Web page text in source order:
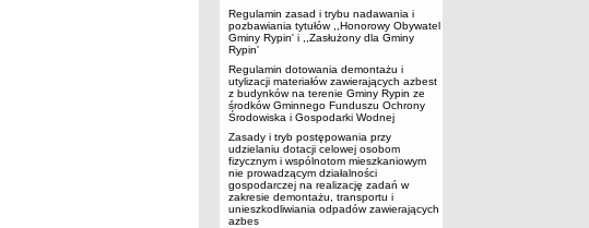
Regulamin zasad i trybu nadawania i
pozbawiania tytułów ,,Honorowy Obywatel
Gminy Rypin' i ,,Zasłużony dla Gminy
Rypin'
Regulamin dotowania demontażu i
utylizacji materiałów zawierających azbest
z budynków na terenie Gminy Rypin ze
środków Gminnego Funduszu Ochrony
Środowiska i Gospodarki Wodnej
Zasady i tryb postępowania przy
udzielaniu dotacji celowej osobom
fizycznym i wspólnotom mieszkaniowym
nie prowadzącym działalności
gospodarczej na realizację zadań w
zakresie demontażu, transportu i
unieszkodliwiania odpadów zawierających
azbes